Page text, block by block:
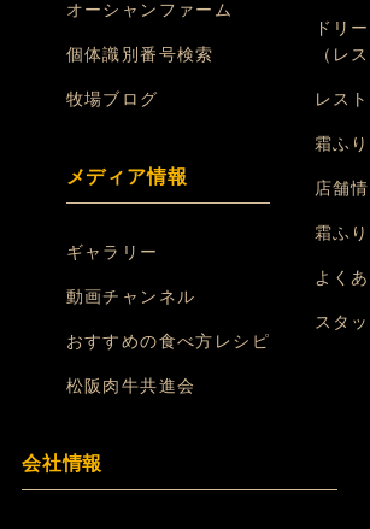
オーシャンファーム
個体識別番号検索
牧場ブログ
メディア情報
ギャラリー
動画チャンネル
おすすめの食べ方レシピ
松阪肉牛共進会
ドリ
（レ
レス
霜ふ
店舗
霜ふ
よく
スタ
会社情報